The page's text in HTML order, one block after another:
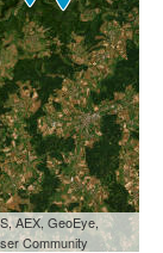
AEX, GeoEye,
Community